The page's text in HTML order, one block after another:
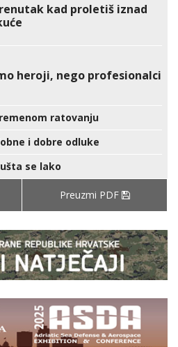
kad proletiš iznad
heroji, nego profesionalci
ratovanju
i dobre odluke
se lako
Preuzmi PDF